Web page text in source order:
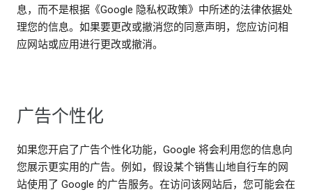
息，而不是根据《Google 隐私权政策》中所述的法律依据处
理您的信息。如果要更改或撤消您的同意声明，您应访问相
应网站或应用进行更改或撤消。
广告个性化
如果您开启了广告个性化功能，Google 将会利用您的信息向
您展示更实用的广告。例如，假设某个销售山地自行车的网
站使用了 Google 的广告服务。在访问该网站后，您可能会在